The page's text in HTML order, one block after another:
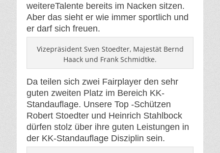
weitereTalente bereits im Nacken sitzen.
Aber das sieht er wie immer sportlich und
er darf sich freuen.
Vizepräsident Sven Stoedter, Majestät Bernd
Haack und Frank Schmidtke.
Da teilen sich zwei Fairplayer den sehr
guten zweiten Platz im Bereich KK-
Standauflage. Unsere Top -Schützen
Robert Stoedter und Heinrich Stahlbock
dürfen stolz über ihre guten Leistungen in
der KK-Standauflage Disziplin sein.